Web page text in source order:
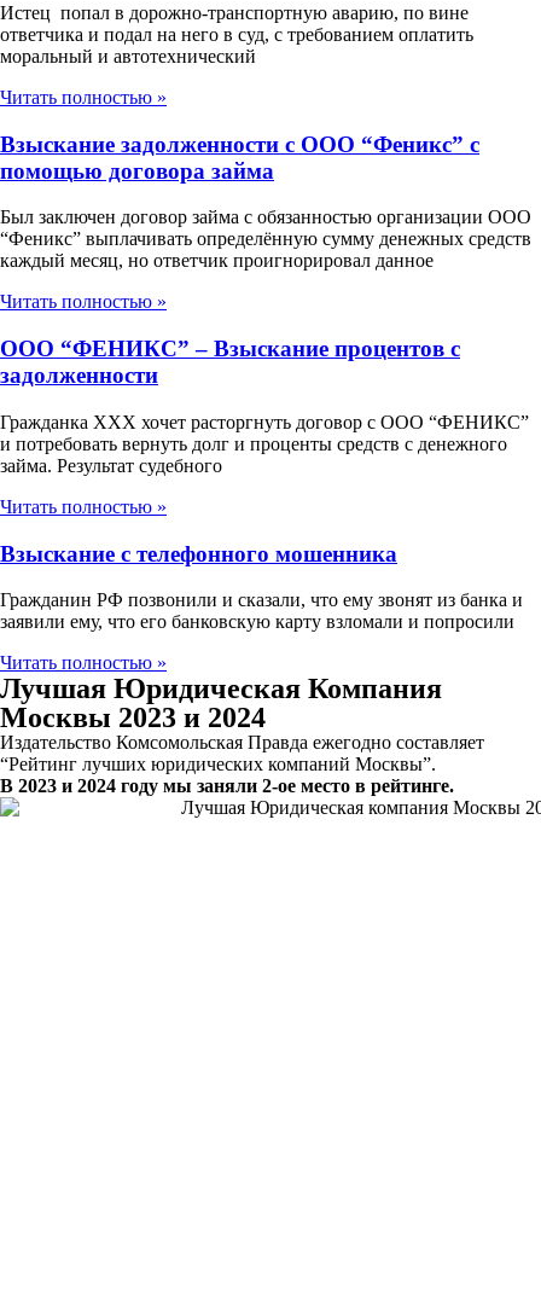
Истец попал в дорожно-транспортную аварию, по вине
ответчика и подал на него в суд, с требованием оплатить
моральный и автотехнический
Читать полностью »
Взыскание задолженности с ООО “Феникс” с
помощью договора займа
Был заключен договор займа с обязанностью организации ООО
“Феникс” выплачивать определённую сумму денежных средств
каждый месяц, но ответчик проигнорировал данное
Читать полностью »
ООО “ФЕНИКС” – Взыскание процентов с
задолженности
Гражданка ХХХ хочет расторгнуть договор с ООО “ФЕНИКС”
и потребовать вернуть долг и проценты средств с денежного
займа. Результат судебного
Читать полностью »
Взыскание с телефонного мошенника
Гражданин РФ позвонили и сказали, что ему звонят из банка и
заявили ему, что его банковскую карту взломали и попросили
Читать полностью »
Лучшая Юридическая Компания
Москвы 2023 и 2024
Издательство Комсомольская Правда ежегодно составляет
“Рейтинг лучших юридических компаний Москвы”.
В 2023 и 2024 году мы заняли 2-ое место в рейтинге.